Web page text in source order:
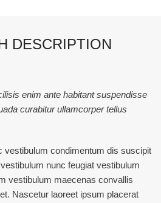
DESCRIPTION
enim ante habitant suspendisse
curabitur ullamcorper tellus
vestibulum condimentum dis suscipit
nunc feugiat vestibulum
vestibulum maecenas convallis
Nascetur laoreet ipsum placerat